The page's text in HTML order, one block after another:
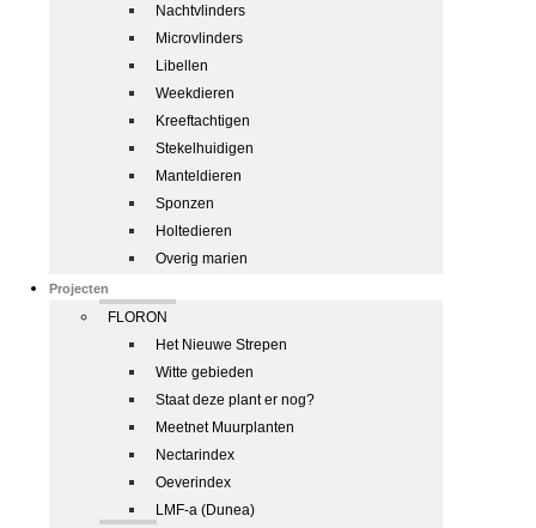
Nachtvlinders
Microvlinders
Libellen
Weekdieren
Kreeftachtigen
Stekelhuidigen
Manteldieren
Sponzen
Holtedieren
Overig marien
Projecten
FLORON
Het Nieuwe Strepen
Witte gebieden
Staat deze plant er nog?
Meetnet Muurplanten
Nectarindex
Oeverindex
LMF-a (Dunea)